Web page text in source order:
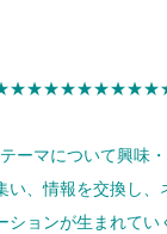
ーマについて興味
い、情報を交換し
ョンが生まれてい